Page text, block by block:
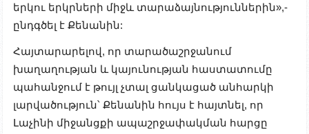
երկու երկրների միջև տարաձայնություններին»,-
ընդգծել է Քենանին:
Հայտարարելով, որ տարածաշրջանում
խաղաղության և կայունության հաստատումը
պահանջում է թույլ չտալ ցանկացած անհարկի
լարվածություն՝ Քենանին հույս է հայտնել, որ
Լաչինի միջանցքի ապաշրջափակման հարցը